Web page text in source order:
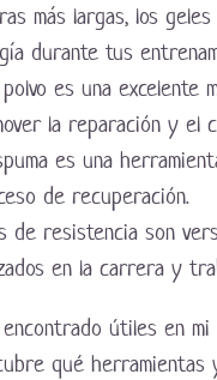
más largas, los
durante tus
es una
la reparación y el
es una
de recuperación.
de resistencia son
en la carrera y
útiles en
qué